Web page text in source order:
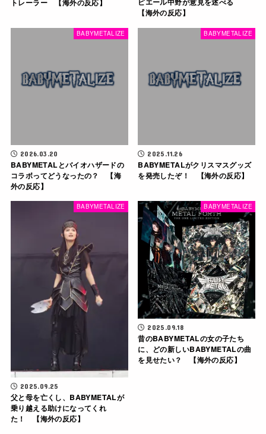
トレーラー 【海外の反応】
【海外の反応】
BABYMETALIZE
2026.03.20
BABYMETALとバイオハザードの
コラボってどうなったの？ 【海
外の反応】
BABYMETALIZE
2025.11.26
BABYMETALがクリスマスグッズ
を発売したぞ！ 【海外の反応】
BABYMETALIZE
2025.09.25
父と母を亡くし、BABYMETALが
乗り越える助けになってくれ
た！ 【海外の反応】
BABYMETALIZE
2025.09.18
昔のBABYMETALの女の子たち
に、どの新しいBABYMETALの曲
を見せたい？ 【海外の反応】